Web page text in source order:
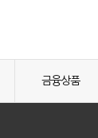
금융상품